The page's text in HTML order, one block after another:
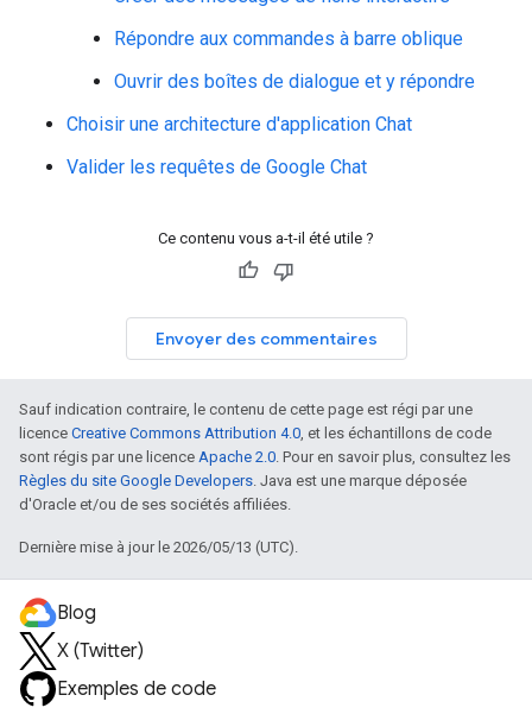
Répondre aux commandes à barre oblique
Ouvrir des boîtes de dialogue et y répondre
Choisir une architecture d'application Chat
Valider les requêtes de Google Chat
Ce contenu vous a-t-il été utile ?
Envoyer des commentaires
Sauf indication contraire, le contenu de cette page est régi par une
licence Creative Commons Attribution 4.0, et les échantillons de code
sont régis par une licence Apache 2.0. Pour en savoir plus, consultez les
Règles du site Google Developers. Java est une marque déposée
d'Oracle et/ou de ses sociétés affiliées.
Dernière mise à jour le 2026/05/13 (UTC).
Blog
X (Twitter)
Exemples de code